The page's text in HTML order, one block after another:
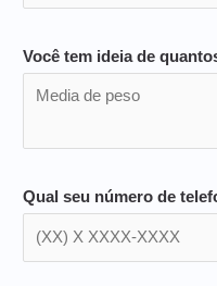
Você tem ideia de
Qual seu número de